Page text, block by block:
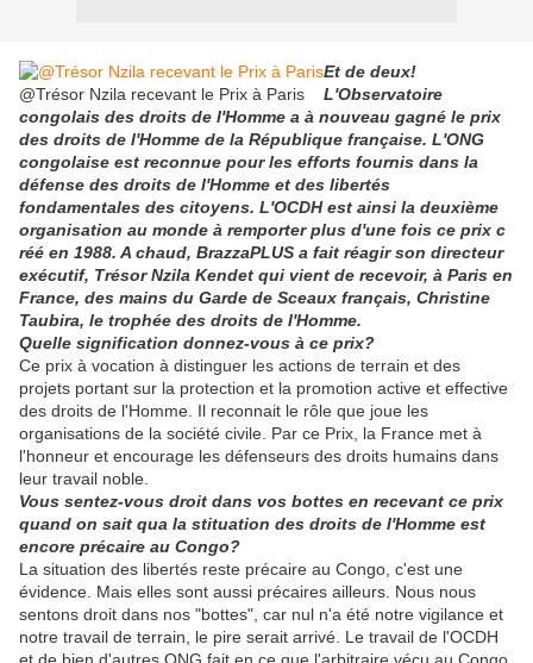
@Trésor Nzila recevant le Prix à Paris
Et de deux!
L'Observatoire
congolais des droits de l'Homme a à nouveau gagné le prix
des droits de l'Homme de la République française. L'ONG
congolaise est reconnue pour les efforts fournis dans la
défense des droits de l'Homme et des libertés
fondamentales des citoyens. L'OCDH est ainsi la deuxième
organisation au monde à remporter plus d'une fois ce prix c
réé en 1988. A chaud, BrazzaPLUS a fait réagir son directeur
exécutif, Trésor Nzila Kendet qui vient de recevoir, à Paris en
France, des mains du Garde de Sceaux français, Christine
Taubira, le trophée des droits de l'Homme.
Quelle signification donnez-vous à ce prix?
Ce prix à vocation à distinguer les actions de terrain et des
projets portant sur la protection et la promotion active et effective
des droits de l'Homme. Il reconnait le rôle que joue les
organisations de la société civile. Par ce Prix, la France met à
l'honneur et encourage les défenseurs des droits humains dans
leur travail noble.
Vous sentez-vous droit dans vos bottes en recevant ce prix
quand on sait qua la stituation des droits de l'Homme est
encore précaire au Congo?
La situation des libertés reste précaire au Congo, c'est une
évidence. Mais elles sont aussi précaires ailleurs. Nous nous
sentons droit dans nos "bottes", car nul n'a été notre vigilance et
notre travail de terrain, le pire serait arrivé. Le travail de l'OCDH